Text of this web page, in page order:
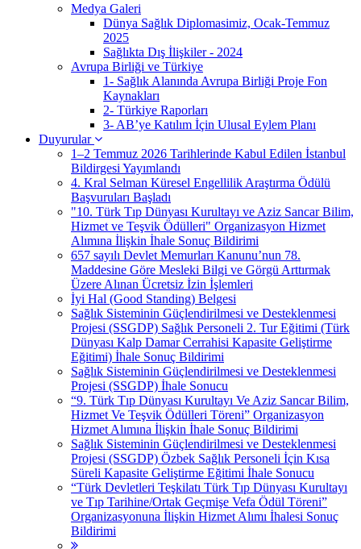
Medya Galeri
Dünya Sağlık Diplomasimiz, Ocak-Temmuz
2025
Sağlıkta Dış İlişkiler - 2024
Avrupa Birliği ve Türkiye
1- Sağlık Alanında Avrupa Birliği Proje Fon
Kaynakları
2- Türkiye Raporları
3- AB’ye Katılım İçin Ulusal Eylem Planı
Duyurular
1–2 Temmuz 2026 Tarihlerinde Kabul Edilen İstanbul
Bildirgesi Yayımlandı
4. Kral Selman Küresel Engellilik Araştırma Ödülü
Başvuruları Başladı
"10. Türk Tıp Dünyası Kurultayı ve Aziz Sancar Bilim,
Hizmet ve Teşvik Ödülleri" Organizasyon Hizmet
Alımına İlişkin İhale Sonuç Bildirimi
657 sayılı Devlet Memurları Kanunu’nun 78.
Maddesine Göre Mesleki Bilgi ve Görgü Arttırmak
Üzere Alınan Ücretsiz İzin İşlemleri
İyi Hal (Good Standing) Belgesi
Sağlık Sisteminin Güçlendirilmesi ve Desteklenmesi
Projesi (SSGDP) Sağlık Personeli 2. Tur Eğitimi (Türk
Dünyası Kalp Damar Cerrahisi Kapasite Geliştirme
Eğitimi) İhale Sonuç Bildirimi
Sağlık Sisteminin Güçlendirilmesi ve Desteklenmesi
Projesi (SSGDP) İhale Sonucu
“9. Türk Tıp Dünyası Kurultayı Ve Aziz Sancar Bilim,
Hizmet Ve Teşvik Ödülleri Töreni” Organizasyon
Hizmet Alımına İlişkin İhale Sonuç Bildirimi
Sağlık Sisteminin Güçlendirilmesi ve Desteklenmesi
Projesi (SSGDP) Özbek Sağlık Personeli İçin Kısa
Süreli Kapasite Geliştirme Eğitimi İhale Sonucu
“Türk Devletleri Teşkilatı Türk Tıp Dünyası Kurultayı
ve Tıp Tarihine/Ortak Geçmişe Vefa Ödül Töreni”
Organizasyonuna İlişkin Hizmet Alımı İhalesi Sonuç
Bildirimi